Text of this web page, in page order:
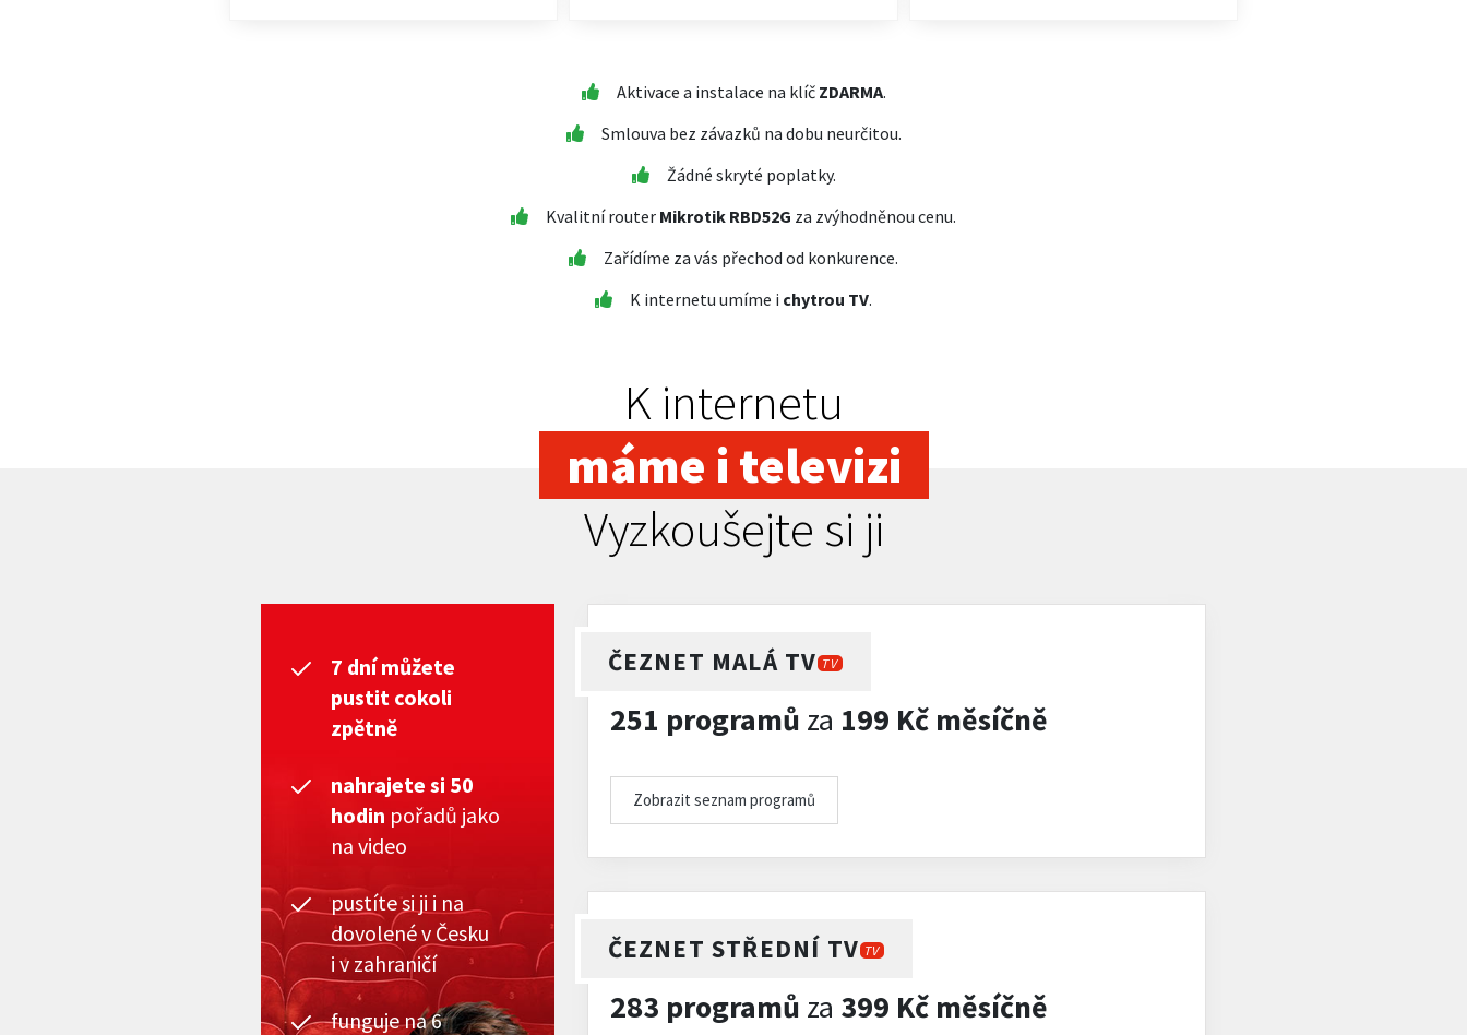
Aktivace a instalace na klíč ZDARMA.
Smlouva bez závazků na dobu neurčitou.
Žádné skryté poplatky.
Kvalitní router Mikrotik RBD52G za zvýhodněnou cenu.
Zařídíme za vás přechod od konkurence.
K internetu umíme i chytrou TV.
K internetu
máme i televizi
Vyzkoušejte si ji
7 dní můžete
pustit cokoli
zpětně
nahrajete si 50
hodin pořadů jako
na video
pustíte si ji i na
dovolené v Česku
i v zahraničí
funguje na 6
ČEZNET MALÁ TV TV
251 programů za 199 Kč měsíčně
Zobrazit seznam programů
ČEZNET STŘEDNÍ TV TV
283 programů za 399 Kč měsíčně